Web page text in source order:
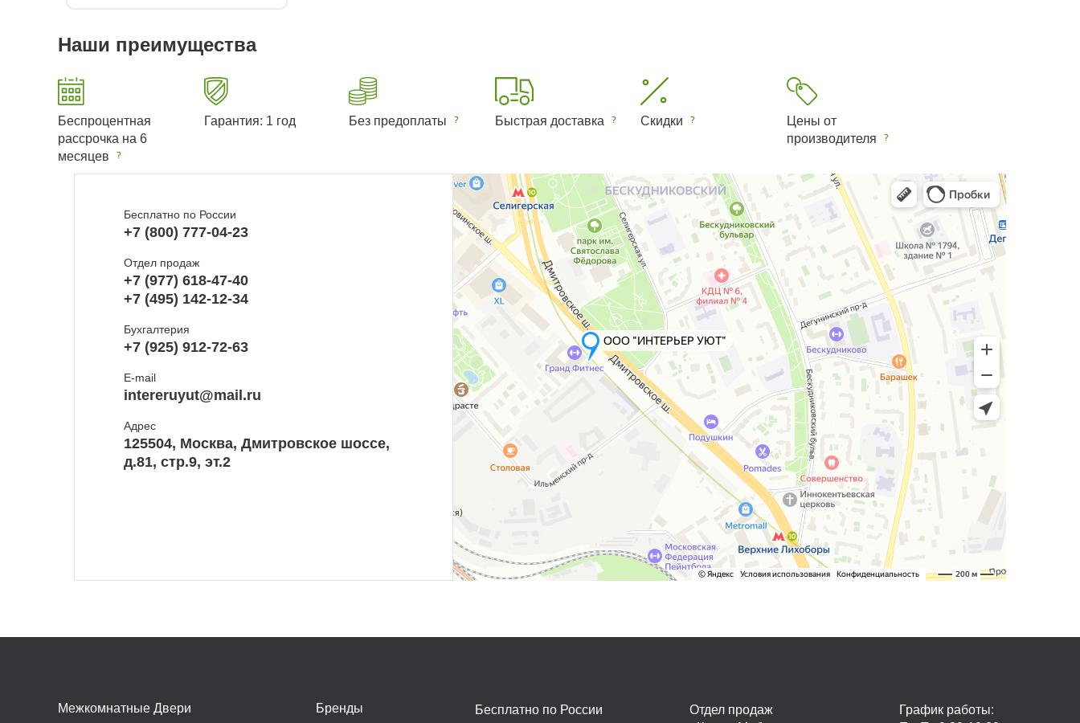
Наши преимущества
Беспроцентная
рассрочка на 6
месяцев
Гарантия: 1 год Без предоплаты Быстрая доставка Скидки
Цены от
производителя
Бесплатно по России
+7 (800) 777-04-23
Отдел продаж
+7 (977) 618-47-40
+7 (495) 142-12-34
Бухгалтерия
+7 (925) 912-72-63
E-mail
intereruyut@mail.ru
Адрес
125504, Москва, Дмитровское шоссе,
д.81, стр.9, эт.2
Межкомнатные Двери Бренды Бесплатно по России
Отдел продаж
График работы: